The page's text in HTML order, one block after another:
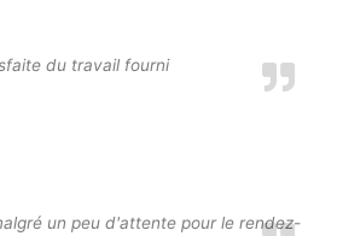
du travail fourni
un peu d'attente pour le rendez-